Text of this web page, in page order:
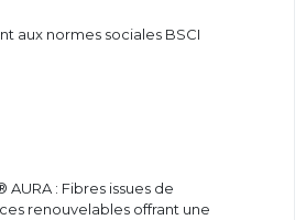
aux normes sociales BSCI
AURA : Fibres issues de
renouvelables offrant une